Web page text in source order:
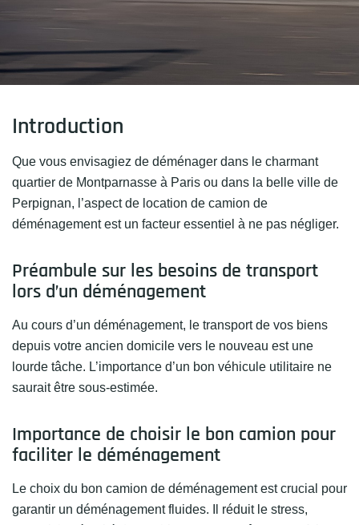
Introduction
Que vous envisagiez de déménager dans le charmant
quartier de Montparnasse à Paris ou dans la belle ville de
Perpignan, l’aspect de location de camion de
déménagement est un facteur essentiel à ne pas négliger.
Préambule sur les besoins de transport
lors d’un déménagement
Au cours d’un déménagement, le transport de vos biens
depuis votre ancien domicile vers le nouveau est une
lourde tâche. L’importance d’un bon véhicule utilitaire ne
saurait être sous-estimée.
Importance de choisir le bon camion pour
faciliter le déménagement
Le choix du bon camion de déménagement est crucial pour
garantir un déménagement fluides. Il réduit le stress,